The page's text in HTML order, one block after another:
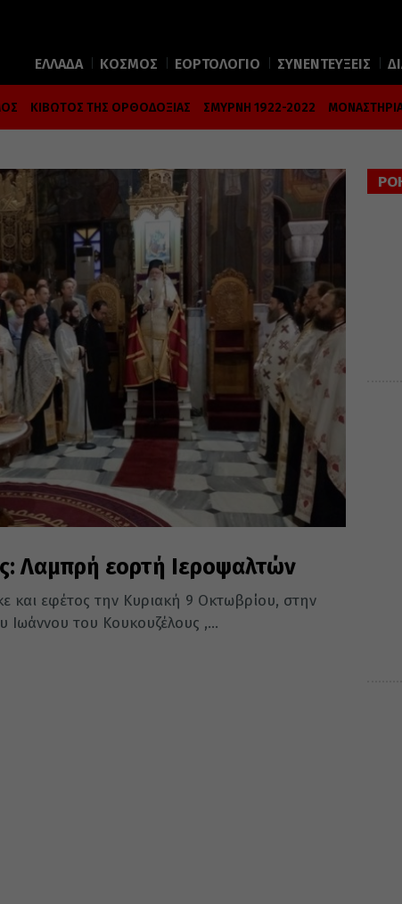
ΕΛΛΑΔΑ ΚΟΣΜΟΣ ΕΟΡΤΟΛΟΓΙΟ ΣΥΝΕΝΤΕΥΞΕΙΣ
ΚΙΒΩΤΟΣ ΤΗΣ ΟΡΘΟΔΟΞΙΑΣ ΣΜΥΡΝΗ 1922-2022
Λαμπρή εορτή Ιεροψαλτών
και εφέτος την Κυριακή 9 Οκτωβρίου, στην
του Κουκουζέλους ,...